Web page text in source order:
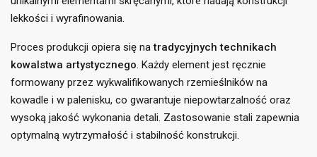
lekkości i wyrafinowania.
Proces produkcji opiera się natradycyjnych technikach
kowalstwa artystycznego. Każdy element jest ręcznie
formowany przez wykwalifikowanych rzemieślników na
kowadle i w palenisku, co gwarantuje niepowtarzalność oraz
wysoką jakość wykonania detali. Zastosowanie stali zapewnia
optymalną wytrzymałość i stabilność konstrukcji.